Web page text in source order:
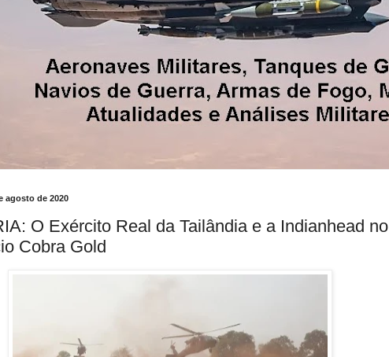
agosto de 2020
O Exército Real da Tailândia e a Indianhead no
Cobra Gold